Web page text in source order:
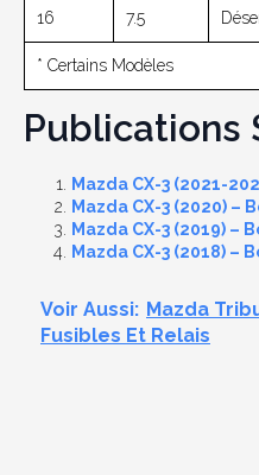
16 7.5
* Certains Modèles
Publications
Mazda CX-3 (2021-
Mazda CX-3 (2020) –
Mazda CX-3 (2019) –
Mazda CX-3 (2018) –
Voir Aussi: Mazda
Fusibles Et Relais